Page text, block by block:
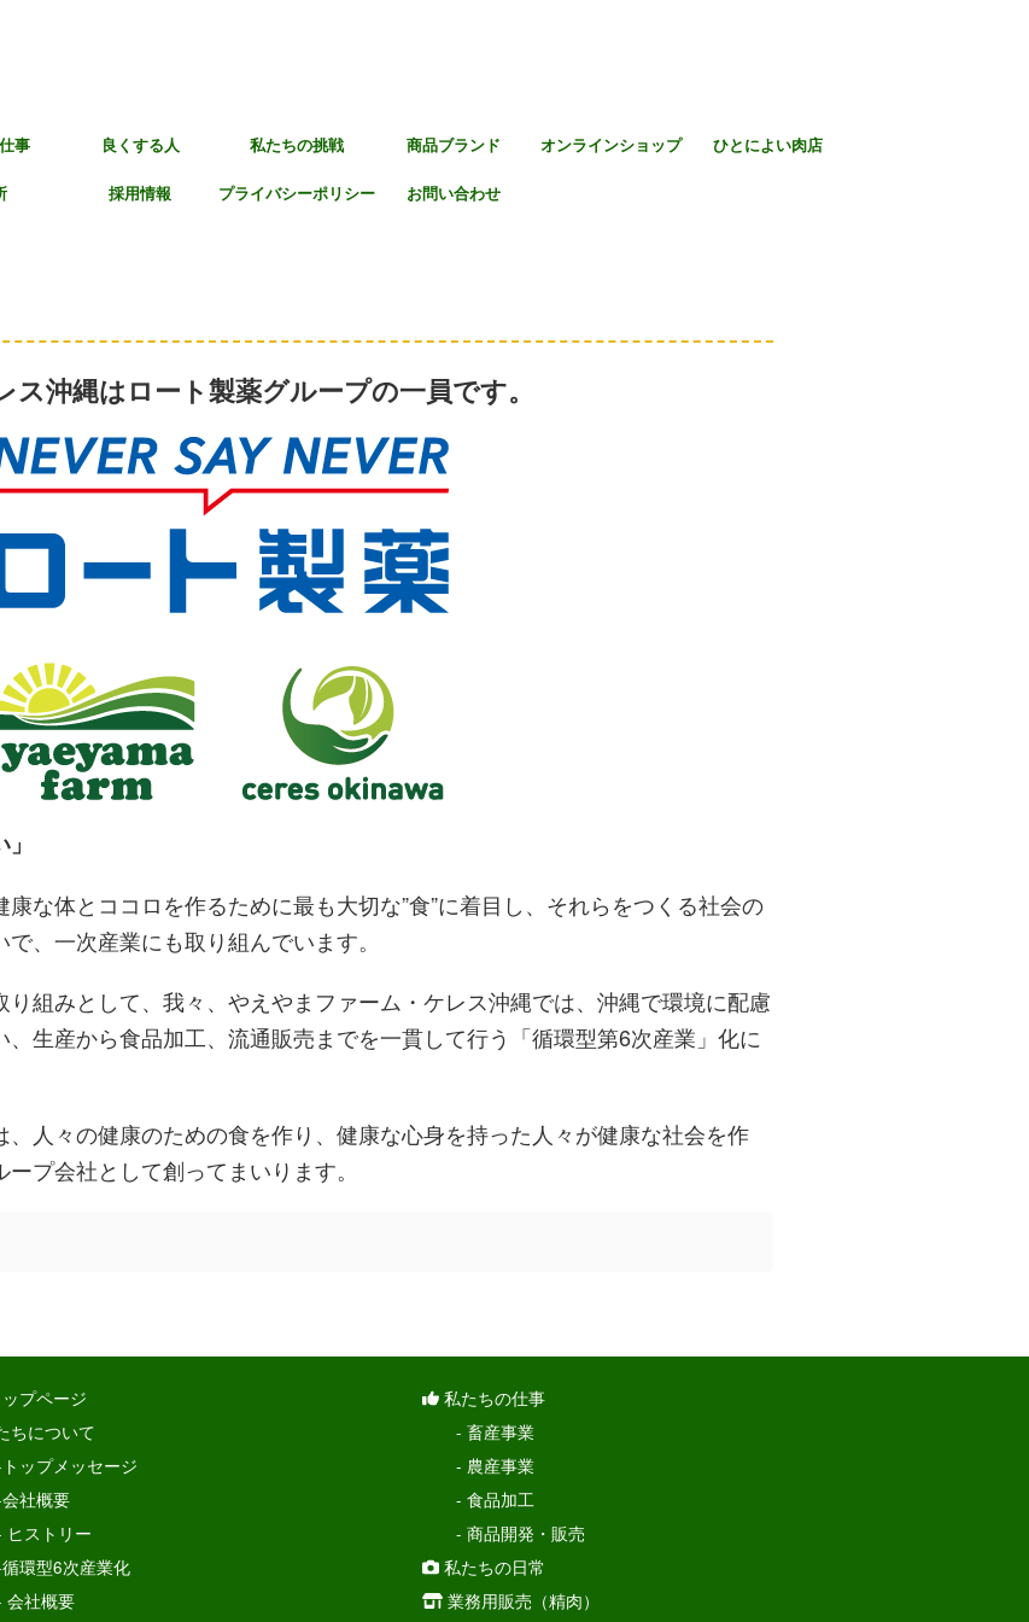
事 良くする人 私たちの挑戦 商品ブランド オンラインショップ ひとによい肉店
採用情報 プライバシーポリシー お問い合わせ
沖縄はロート製薬グループの一員です。
な体とココロを作るために最も大切な”食”に着目し、それらをつくる社会の
、一次産業にも取り組んでいます。
組みとして、我々、やえやまファーム・ケレス沖縄では、沖縄で環境に配慮
生産から食品加工、流通販売までを一貫して行う「循環型第6次産業」化に
人々の健康のための食を作り、健康な心身を持った人々が健康な社会を作
プ会社として創ってまいります。
ップページ
ちについて
プメッセージ
概要
ストリー
型6次産業化
社概要
私たちの仕事
- 畜産事業
- 農産事業
- 食品加工
- 商品開発・販売
私たちの日常
業務用販売（精肉）